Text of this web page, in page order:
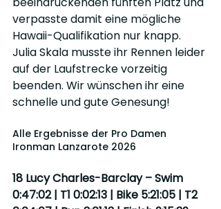
verpasste damit eine mögliche
Hawaii-Qualifikation nur knapp.
Julia Skala musste ihr Rennen leider
auf der Laufstrecke vorzeitig
beenden. Wir wünschen ihr eine
schnelle und gute Genesung!
Alle Ergebnisse der Pro Damen
Ironman Lanzarote 2026
18 Lucy Charles-Barclay – Swim
0:47:02 | T1 0:02:13 | Bike 5:21:05 | T2